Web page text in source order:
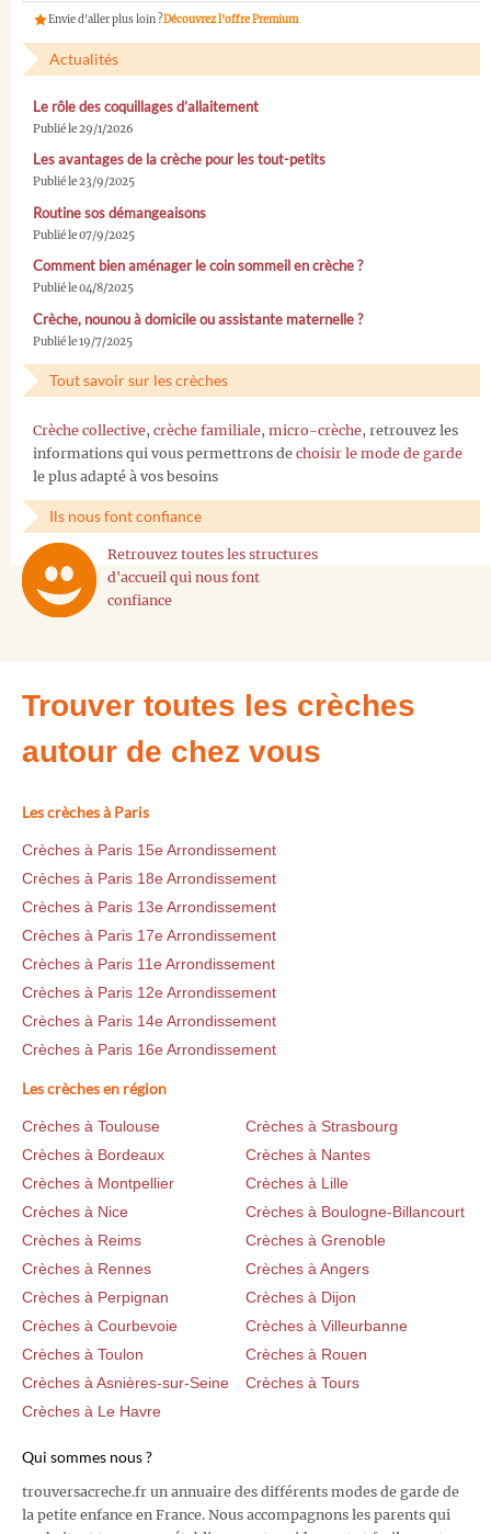
Envie d'aller plus loin ?Découvrez l'offre Premium
Actualités
Le rôle des coquillages d’allaitement
Publié le 29/1/2026
Les avantages de la crèche pour les tout-petits
Publié le 23/9/2025
Routine sos démangeaisons
Publié le 07/9/2025
Comment bien aménager le coin sommeil en crèche ?
Publié le 04/8/2025
Crèche, nounou à domicile ou assistante maternelle ?
Publié le 19/7/2025
Tout savoir sur les crèches
Crèche collective, crèche familiale, micro-crèche, retrouvez les
informations qui vous permettrons de choisir le mode de garde
le plus adapté à vos besoins
Ils nous font confiance
Retrouvez toutes les structures
d'accueil qui nous font
confiance
Trouver toutes les crèches
autour de chez vous
Les crèches à Paris
Crèches à Paris 15e Arrondissement
Crèches à Paris 18e Arrondissement
Crèches à Paris 13e Arrondissement
Crèches à Paris 17e Arrondissement
Crèches à Paris 11e Arrondissement
Crèches à Paris 12e Arrondissement
Crèches à Paris 14e Arrondissement
Crèches à Paris 16e Arrondissement
Les crèches en région
Crèches à Toulouse
Crèches à Strasbourg
Crèches à Bordeaux
Crèches à Nantes
Crèches à Montpellier
Crèches à Lille
Crèches à Nice
Crèches à Boulogne-Billancourt
Crèches à Reims
Crèches à Grenoble
Crèches à Rennes
Crèches à Angers
Crèches à Perpignan
Crèches à Dijon
Crèches à Courbevoie
Crèches à Villeurbanne
Crèches à Toulon
Crèches à Rouen
Crèches à Asnières-sur-Seine
Crèches à Tours
Crèches à Le Havre
Qui sommes nous ?
trouversacreche.fr un annuaire des différents modes de garde de
la petite enfance en France. Nous accompagnons les parents qui